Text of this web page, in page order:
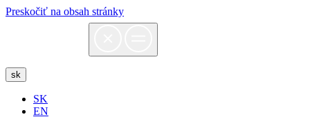
Preskočiť na obsah stránky
sk
SK
EN